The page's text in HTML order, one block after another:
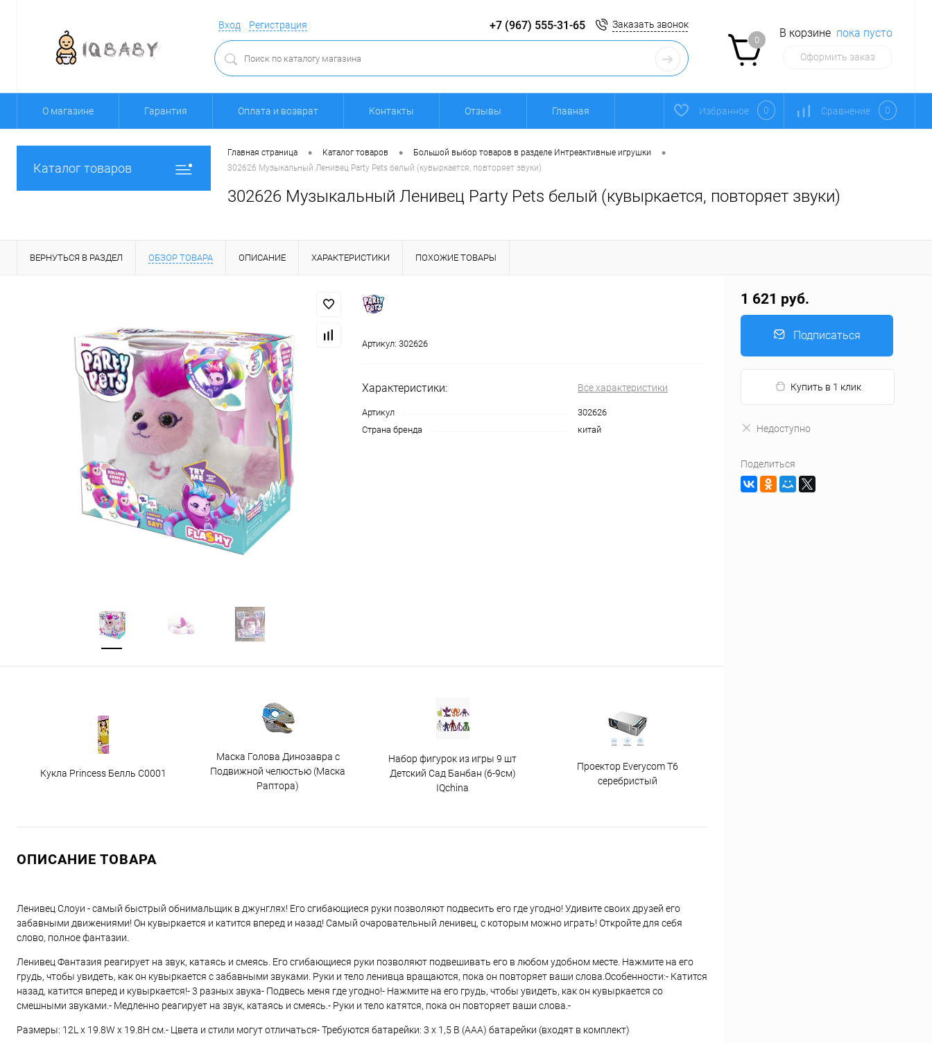
Вход Регистрация +7 (967) 555-31-65 Заказать звонок
0
В корзине пока пусто
Оформить заказ
О магазине Гарантия Оплата и возврат Контакты Отзывы Главная Избранное 0 Сравнение 0
Каталог товаров
Главная страница • Каталог товаров • Большой выбор товаров в разделе Интреактивные игрушки •
302626 Музыкальный Ленивец Party Pets белый (кувыркается, повторяет звуки)
302626 Музыкальный Ленивец Party Pets белый (кувыркается, повторяет звуки)
ВЕРНУТЬСЯ В РАЗДЕЛ ОБЗОР ТОВАРА ОПИСАНИЕ ХАРАКТЕРИСТИКИ ПОХОЖИЕ ТОВАРЫ
Артикул: 302626
Характеристики: Все характеристики
Артикул
302626
Страна бренда
китай
Кукла Princess Белль C0001
Маска Голова Динозавра с
Подвижной челюстью (Маска
Раптора)
Набор фигурок из игры 9 шт
Детский Сад Банбан (6-9см)
IQchina
Проектор Everycom T6
серебристый
ОПИСАНИЕ ТОВАРА
Ленивец Слоуи - самый быстрый обнимальщик в джунглях! Его сгибающиеся руки позволяют подвесить его где угодно! Удивите своих друзей его
забавными движениями! Он кувыркается и катится вперед и назад! Самый очаровательный ленивец, с которым можно играть! Откройте для себя
слово, полное фантазии.
Ленивец Фантазия реагирует на звук, катаясь и смеясь. Его сгибающиеся руки позволяют подвешивать его в любом удобном месте. Нажмите на его
грудь, чтобы увидеть, как он кувыркается с забавными звуками. Руки и тело ленивца вращаются, пока он повторяет ваши слова.Особенности:- Катится
назад, катится вперед и кувыркается!- 3 разных звука- Подвесь меня где угодно!- Нажмите на его грудь, чтобы увидеть, как он кувыркается со
смешными звуками.- Медленно реагирует на звук, катаясь и смеясь.- Руки и тело катятся, пока он повторяет ваши слова.-
Размеры: 12L x 19.8W x 19.8H см.- Цвета и стили могут отличаться- Требуются батарейки: 3 x 1,5 В (AAA) батарейки (входят в комплект)
1 621 руб.
Подписаться
Купить в 1 клик
Недоступно
Поделиться